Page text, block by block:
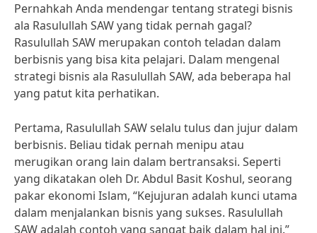
Pernahkah Anda mendengar tentang strategi bisnis
ala Rasulullah SAW yang tidak pernah gagal?
Rasulullah SAW merupakan contoh teladan dalam
berbisnis yang bisa kita pelajari. Dalam mengenal
strategi bisnis ala Rasulullah SAW, ada beberapa hal
yang patut kita perhatikan.
Pertama, Rasulullah SAW selalu tulus dan jujur dalam
berbisnis. Beliau tidak pernah menipu atau
merugikan orang lain dalam bertransaksi. Seperti
yang dikatakan oleh Dr. Abdul Basit Koshul, seorang
pakar ekonomi Islam, “Kejujuran adalah kunci utama
dalam menjalankan bisnis yang sukses. Rasulullah
SAW adalah contoh yang sangat baik dalam hal ini.”